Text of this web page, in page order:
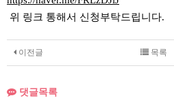
위 링크 통해서 신청부탁드립니다.
이전글 목록
댓글목록